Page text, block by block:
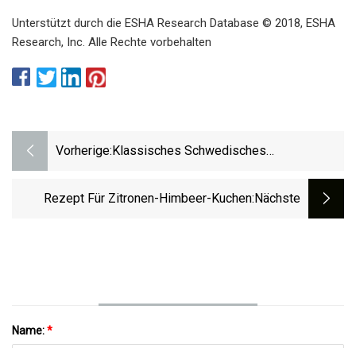
Unterstützt durch die ESHA Research Database © 2018, ESHA
Research, Inc. Alle Rechte vorbehalten
Vorherige: Klassisches Schwedisches
Rezept Für Zitronen-Himbeer-Kuchen:nächste
Name:*